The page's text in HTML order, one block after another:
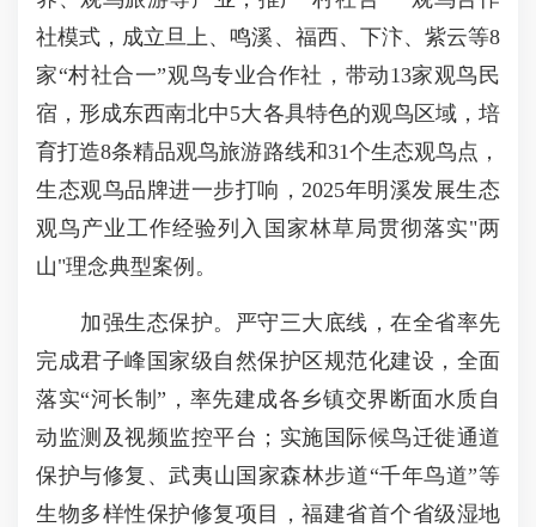
社模式，成立旦上、鸣溪、福西、下汴、紫云等8
家“村社合一”观鸟专业合作社，带动13家观鸟民
宿，形成东西南北中5大各具特色的观鸟区域，培
育打造8条精品观鸟旅游路线和31个生态观鸟点，
生态观鸟品牌进一步打响，2025年明溪发展生态
观鸟产业工作经验列入国家林草局贯彻落实"两
山"理念典型案例。
加强生态保护。严守三大底线，在全省率先
完成君子峰国家级自然保护区规范化建设，全面
落实“河长制”，率先建成各乡镇交界断面水质自
动监测及视频监控平台；实施国际候鸟迁徙通道
保护与修复、武夷山国家森林步道“千年鸟道”等
生物多样性保护修复项目，福建省首个省级湿地